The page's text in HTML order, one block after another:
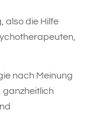
also die Hilfe
nach Meinung
ganzheitlich